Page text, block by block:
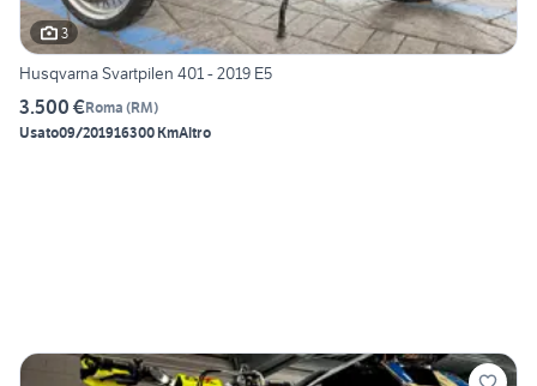
3
Husqvarna Svartpilen 401 - 2019 E5
3.500 €Roma (RM)
Usato09/201916300 KmAltro